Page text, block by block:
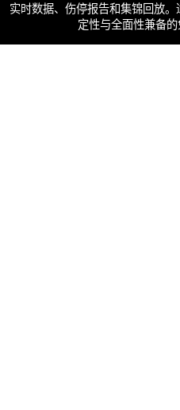
实时数据、伤停报告和集锦回放
定性与全面性兼备的